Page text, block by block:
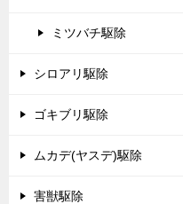
ミツバチ駆除
シロアリ駆除
ゴキブリ駆除
ムカデ(ヤスデ)駆除
害獣駆除